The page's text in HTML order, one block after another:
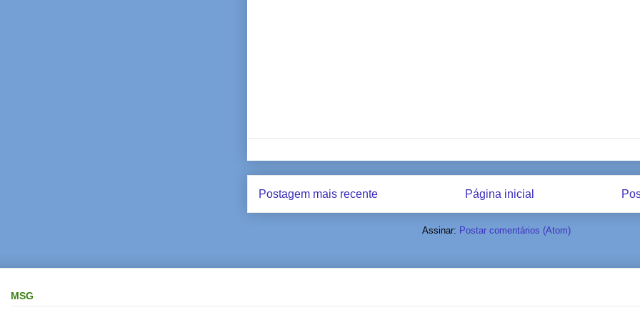
Postagem mais recente Página inicial
Assinar: Postar comentários (Atom)
MSG